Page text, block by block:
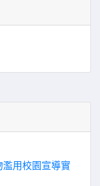
濫用校園宣導實